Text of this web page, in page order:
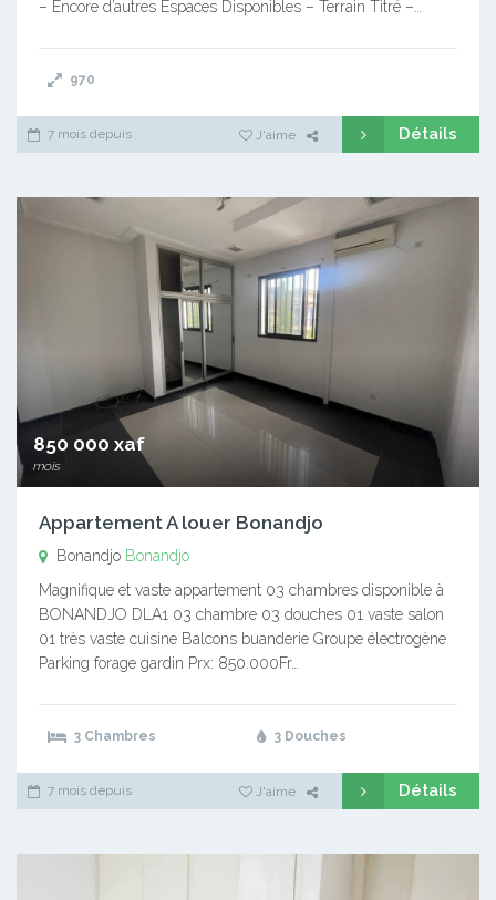
– Encore d’autres Espaces Disponibles – Terrain Titré –…
970
7 mois depuis J'aime Détails
850 000 xaf
mois
Appartement A louer Bonandjo
Bonandjo Bonandjo
Magnifique et vaste appartement 03 chambres disponible à
BONANDJO DLA1 03 chambre 03 douches 01 vaste salon
01 très vaste cuisine Balcons buanderie Groupe électrogène
Parking forage gardin Prx: 850.000Fr…
3 Chambres 3 Douches
7 mois depuis J'aime Détails